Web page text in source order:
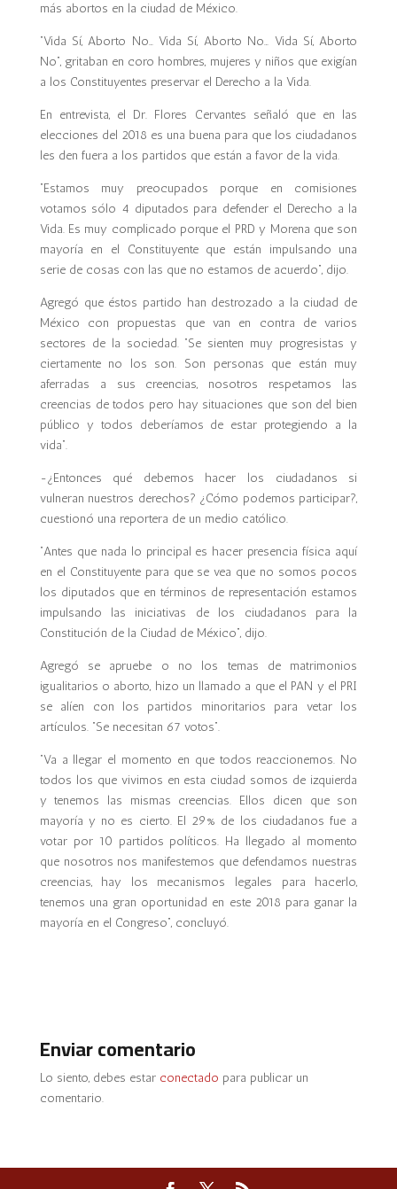
más abortos en la ciudad de México.
“Vida Sí, Aborto No… Vida Sí, Aborto No… Vida Sí, Aborto
No”, gritaban en coro hombres, mujeres y niños que exigían
a los Constituyentes preservar el Derecho a la Vida.
En entrevista, el Dr. Flores Cervantes señaló que en las
elecciones del 2018 es una buena para que los ciudadanos
les den fuera a los partidos que están a favor de la vida.
“Estamos muy preocupados porque en comisiones
votamos sólo 4 diputados para defender el Derecho a la
Vida. Es muy complicado porque el PRD y Morena que son
mayoría en el Constituyente que están impulsando una
serie de cosas con las que no estamos de acuerdo”, dijo.
Agregó que éstos partido han destrozado a la ciudad de
México con propuestas que van en contra de varios
sectores de la sociedad. “Se sienten muy progresistas y
ciertamente no los son. Son personas que están muy
aferradas a sus creencias, nosotros respetamos las
creencias de todos pero hay situaciones que son del bien
público y todos deberíamos de estar protegiendo a la
vida”.
-¿Entonces qué debemos hacer los ciudadanos si
vulneran nuestros derechos? ¿Cómo podemos participar?,
cuestionó una reportera de un medio católico.
“Antes que nada lo principal es hacer presencia física aquí
en el Constituyente para que se vea que no somos pocos
los diputados que en términos de representación estamos
impulsando las iniciativas de los ciudadanos para la
Constitución de la Ciudad de México”, dijo.
Agregó se apruebe o no los temas de matrimonios
igualitarios o aborto, hizo un llamado a que el PAN y el PRI
se alíen con los partidos minoritarios para vetar los
artículos. “Se necesitan 67 votos”.
“Va a llegar el momento en que todos reaccionemos. No
todos los que vivimos en esta ciudad somos de izquierda
y tenemos las mismas creencias. Ellos dicen que son
mayoría y no es cierto. El 29% de los ciudadanos fue a
votar por 10 partidos políticos. Ha llegado al momento
que nosotros nos manifestemos que defendamos nuestras
creencias, hay los mecanismos legales para hacerlo,
tenemos una gran oportunidad en este 2018 para ganar la
mayoría en el Congreso”, concluyó.
Enviar comentario
Lo siento, debes estar conectado para publicar un
comentario.